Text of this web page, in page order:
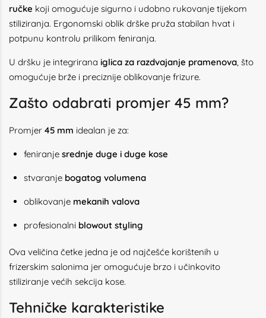
ručke koji omogućuje sigurno i udobno rukovanje tijekom
stiliziranja. Ergonomski oblik drške pruža stabilan hvat i
potpunu kontrolu prilikom feniranja.
U dršku je integrirana iglica za razdvajanje pramenova, što
omogućuje brže i preciznije oblikovanje frizure.
Zašto odabrati promjer 45 mm?
Promjer 45 mm idealan je za:
feniranje srednje duge i duge kose
stvaranje bogatog volumena
oblikovanje mekanih valova
profesionalni blowout styling
Ova veličina četke jedna je od najčešće korištenih u
frizerskim salonima jer omogućuje brzo i učinkovito
stiliziranje većih sekcija kose.
Tehničke karakteristike